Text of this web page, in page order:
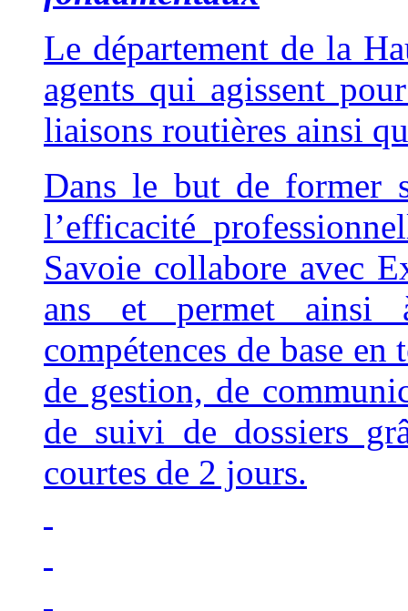
Le département de la
agents qui agissent
liaisons routières ainsi
Dans le but de former
l’efficacité
Savoie collabore avec
ans et permet ainsi
compétences de base
de gestion, de
de suivi de dossiers
courtes de 2 jours.